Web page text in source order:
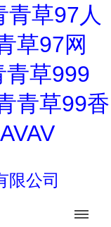
草97人
草97网
青草999
青草99香
限公司